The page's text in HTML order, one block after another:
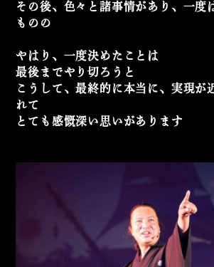
その後、色々と諸事情があり、 一度
ものの
やはり、一度決めたことは
最後までやり切ろうと
こうして、最終的に本当に、実現が
れて
とても感慨深い思いがあります